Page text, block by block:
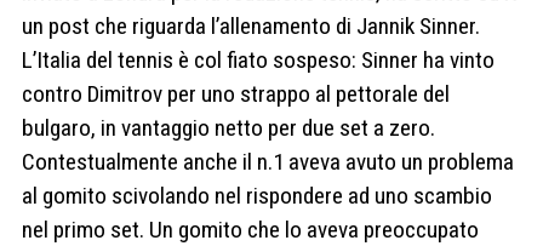
un post che riguarda l’allenamento di Jannik Sinner.
L’Italia del tennis è col fiato sospeso: Sinner ha vinto
contro Dimitrov per uno strappo al pettorale del
bulgaro, in vantaggio netto per due set a zero.
Contestualmente anche il n.1 aveva avuto un problema
al gomito scivolando nel rispondere ad uno scambio
nel primo set. Un gomito che lo aveva preoccupato